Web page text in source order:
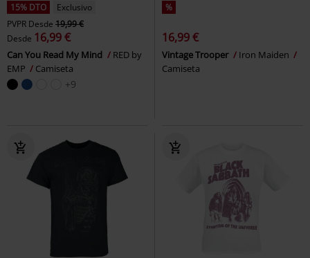
15% DTO
Exclusivo
PVPR Desde 19,99 €
Desde 16,99 €
Can You Read My Mind
RED by
EMP
Camiseta
+9
%
16,99 €
Vintage Trooper
Iron Maiden
Camiseta